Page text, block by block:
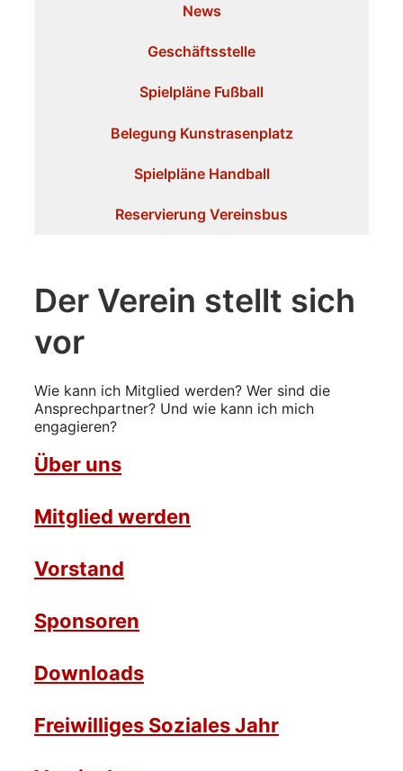
News
Geschäftsstelle
Spielpläne Fußball
Belegung Kunstrasenplatz
Spielpläne Handball
Reservierung Vereinsbus
Der Verein stellt sich
vor
Wie kann ich Mitglied werden? Wer sind die
Ansprechpartner? Und wie kann ich mich
engagieren?
Über uns
Mitglied werden
Vorstand
Sponsoren
Downloads
Freiwilliges Soziales Jahr